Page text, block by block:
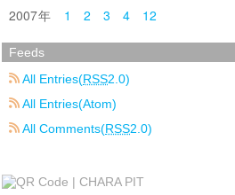
2007
1 2 3 4 12
Feeds
All Entries(RSS2.0)
All Entries(Atom)
All Comments(RSS2.0)